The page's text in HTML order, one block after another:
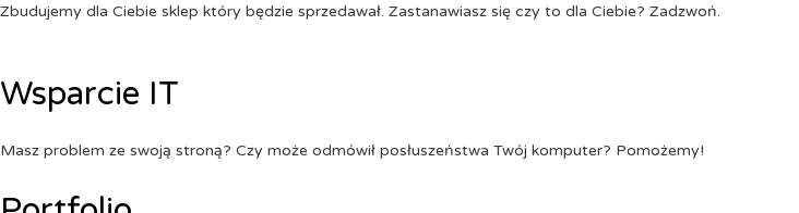
Zbudujemy dla Ciebie sklep który będzie sprzedawał. Zastanawiasz się czy to dla Ciebie? Zadzwoń.
Wsparcie IT
Masz problem ze swoją stroną? Czy może odmówił posłuszeństwa Twój komputer? Pomożemy!